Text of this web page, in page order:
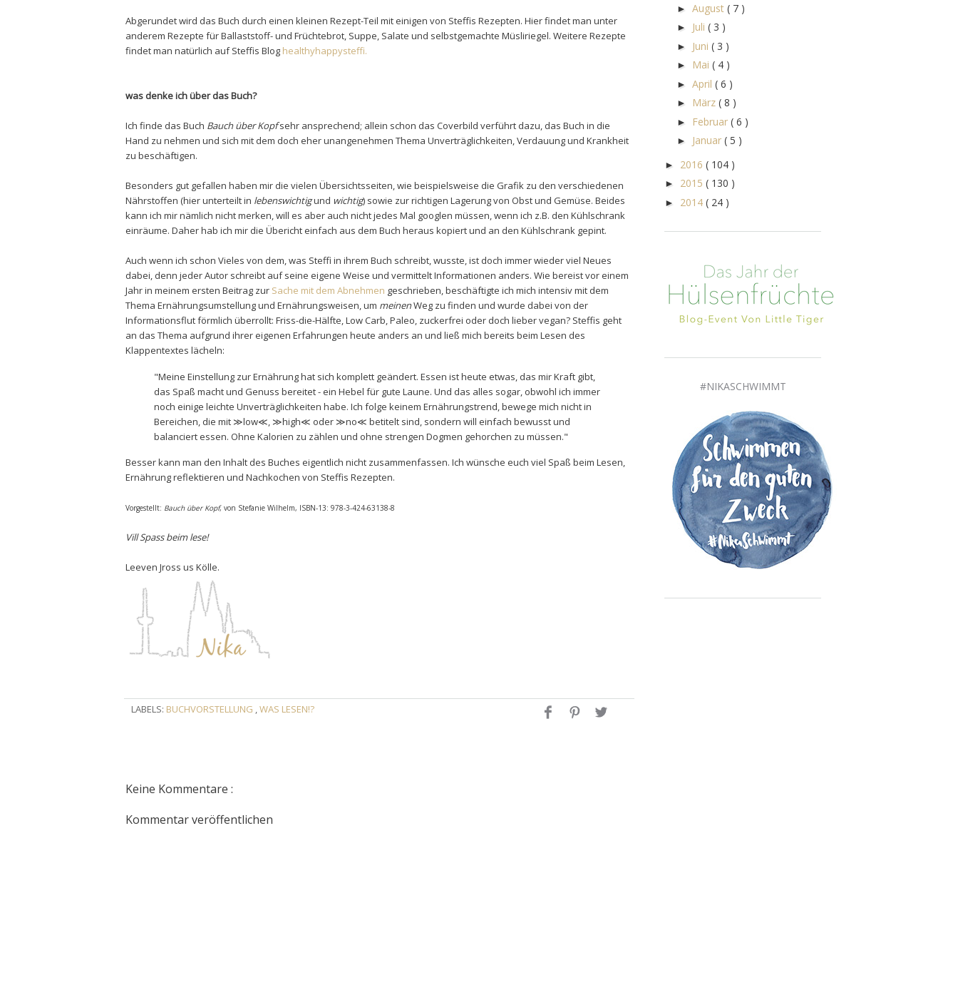
Abgerundet wird das Buch durch einen kleinen Rezept-Teil mit einigen von Steffis Rezepten. Hier findet man unter
anderem Rezepte für Ballaststoff- und Früchtebrot, Suppe, Salate und selbstgemachte Müsliriegel. Weitere Rezepte
findet man natürlich auf Steffis Blog healthyhappysteffi.
was denke ich über das Buch?
Ich finde das Buch Bauch über Kopfsehr ansprechend; allein schon das Coverbild verführt dazu, das Buch in die
Hand zu nehmen und sich mit dem doch eher unangenehmen Thema Unverträglichkeiten, Verdauung und Krankheit
zu beschäftigen.
Besonders gut gefallen haben mir die vielen Übersichtsseiten, wie beispielsweise die Grafik zu den verschiedenen
Nährstoffen (hier unterteilt in lebenswichtigund wichtig) sowie zur richtigen Lagerung von Obst und Gemüse. Beides
kann ich mir nämlich nicht merken, will es aber auch nicht jedes Mal googlen müssen, wenn ich z.B. den Kühlschrank
einräume. Daher hab ich mir die Übericht einfach aus dem Buch heraus kopiert und an den Kühlschrank gepint.
Auch wenn ich schon Vieles von dem, was Steffi in ihrem Buch schreibt, wusste, ist doch immer wieder viel Neues
dabei, denn jeder Autor schreibt auf seine eigene Weise und vermittelt Informationen anders. Wie bereist vor einem
Jahr in meinem ersten Beitrag zur Sache mit dem Abnehmen geschrieben, beschäftigte ich mich intensiv mit dem
Thema Ernährungsumstellung und Ernährungsweisen, um meinenWeg zu finden und wurde dabei von der
Informationsflut förmlich überrollt: Friss-die-Hälfte, Low Carb, Paleo, zuckerfrei oder doch lieber vegan? Steffis geht
an das Thema aufgrund ihrer eigenen Erfahrungen heute anders an und ließ mich bereits beim Lesen des
Klappentextes lächeln:
"Meine Einstellung zur Ernährung hat sich komplett geändert. Essen ist heute etwas, das mir Kraft gibt,
das Spaß macht und Genuss bereitet - ein Hebel für gute Laune. Und das alles sogar, obwohl ich immer
noch einige leichte Unverträglichkeiten habe. Ich folge keinem Ernährungstrend, bewege mich nicht in
Bereichen, die mit ≫low≪, ≫high≪ oder ≫no≪ betitelt sind, sondern will einfach bewusst und
balanciert essen. Ohne Kalorien zu zählen und ohne strengen Dogmen gehorchen zu müssen."
Besser kann man den Inhalt des Buches eigentlich nicht zusammenfassen. Ich wünsche euch viel Spaß beim Lesen,
Ernährung reflektieren und Nachkochen von Steffis Rezepten.
Vorgestellt: Bauch über Kopf, von Stefanie Wilhelm, ISBN-13: 978-3-424-63138-8
Vill Spass beim lese!
Leeven Jross us Kölle.
LABELS: BUCHVORSTELLUNG ,WAS LESEN!?
Keine Kommentare :
Kommentar veröffentlichen
► August ( 7 )
► Juli ( 3 )
► Juni ( 3 )
► Mai ( 4 )
► April ( 6 )
► März ( 8 )
► Februar ( 6 )
► Januar ( 5 )
► 2016 ( 104 )
► 2015 ( 130 )
► 2014 ( 24 )
#NIKASCHWIMMT